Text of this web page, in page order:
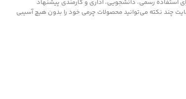
استفاده رسمی، دانشجویی، اداری و کارمندی پیشنهاد
چند نکته می‌توانید محصولات چرمی خود را بدون هیچ آسیبی